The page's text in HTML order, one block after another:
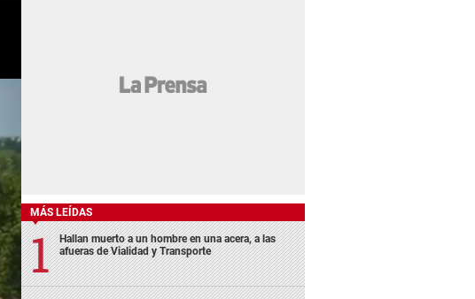
MÁS LEÍDAS
Hallan muerto a un hombre en una acera, a las
afueras de Vialidad y Transporte